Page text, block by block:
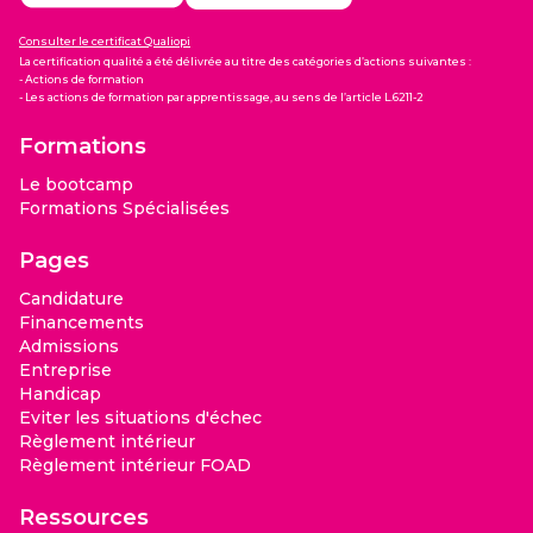
Consulter le certificat Qualiopi
La certification qualité a été délivrée au titre des catégories d’actions suivantes :
- Actions de formation
- Les actions de formation par apprentissage, au sens de l’article L.6211-2
Formations
Le bootcamp
Formations Spécialisées
Pages
Candidature
Financements
Admissions
Entreprise
Handicap
Eviter les situations d'échec
Règlement intérieur
Règlement intérieur FOAD
Ressources